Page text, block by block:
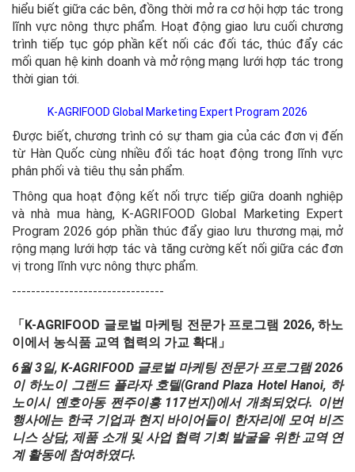
hiểu biết giữa các bên, đồng thời mở ra cơ hội hợp tác trong
lĩnh vực nông thực phẩm. Hoạt động giao lưu cuối chương
trình tiếp tục góp phần kết nối các đối tác, thúc đẩy các
mối quan hệ kinh doanh và mở rộng mạng lưới hợp tác trong
thời gian tới.
K-AGRIFOOD Global Marketing Expert Program 2026
Được biết, chương trình có sự tham gia của các đơn vị đến
từ Hàn Quốc cùng nhiều đối tác hoạt động trong lĩnh vực
phân phối và tiêu thụ sản phẩm.
Thông qua hoạt động kết nối trực tiếp giữa doanh nghiệp
và nhà mua hàng, K-AGRIFOOD Global Marketing Expert
Program 2026 góp phần thúc đẩy giao lưu thương mại, mở
rộng mạng lưới hợp tác và tăng cường kết nối giữa các đơn
vị trong lĩnh vực nông thực phẩm.
--------------------------------
「K-AGRIFOOD 글로벌 마케팅 전문가 프로그램 2026, 하노
이에서 농식품 교역 협력의 가교 확대」
6월 3일, K-AGRIFOOD 글로벌 마케팅 전문가 프로그램 2026
이 하노이 그랜드 플라자 호텔(Grand Plaza Hotel Hanoi, 하
노이시 옌호아동 쩐주이흥 117번지)에서 개최되었다. 이번
행사에는 한국 기업과 현지 바이어들이 한자리에 모여 비즈
니스 상담, 제품 소개 및 사업 협력 기회 발굴을 위한 교역 연
계 활동에 참여하였다.